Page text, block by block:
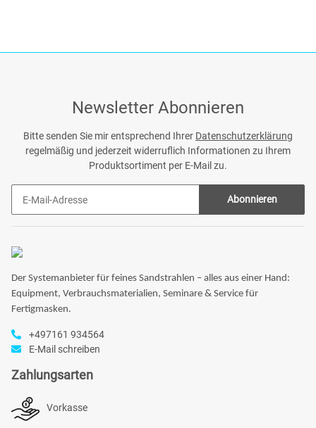
Newsletter Abonnieren
Bitte senden Sie mir entsprechend Ihrer Datenschutzerklärung
regelmäßig und jederzeit widerruflich Informationen zu Ihrem
Produktsortiment per E-Mail zu.
Abonnieren
Der Systemanbieter für feines Sandstrahlen – alles aus einer Hand:
Equipment, Verbrauchsmaterialien, Seminare & Service für
Fertigmasken.
+497161 934564
E-Mail schreiben
Zahlungsarten
Vorkasse